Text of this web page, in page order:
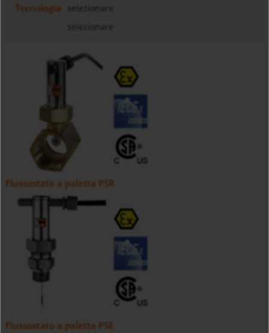
Tecnologia
Flussostato a paletta PSR
Flussostato a paletta PSE